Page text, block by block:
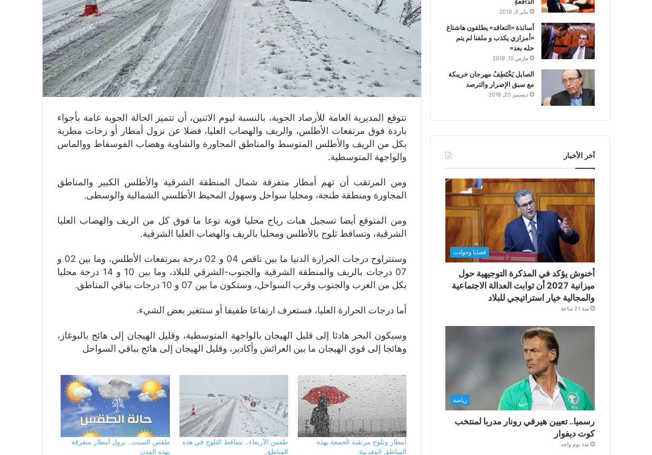
تتوقع المديرية العامة للأرصاد الجوية، بالنسبة ليوم الاثنين، أن تتميز الحالة الجوية عامة بأجواء
باردة فوق مرتفعات الأطلس، والريف والهضاب العليا، فضلا عن نزول أمطار أو زخات مطرية
بكل من الريف والأطلس المتوسط والمناطق المجاورة والشاوية وهضاب الفوسفاط ووالماس
والواجهة المتوسطية.
ومن المرتقب أن تهم أمطار متفرقة شمال المنطقة الشرقية والأطلس الكبير والمناطق
المجاورة ومنطقة طنجة، ومحليا سواحل وسهول المحيط الأطلسي الشمالية والوسطى.
ومن المتوقع أيضا تسجيل هبات رياح محليا قوية نوعا ما فوق كل من الريف والهضاب العليا
الشرقية، وتساقط ثلوج بالأطلس ومحليا بالريف والهضاب العليا الشرقية.
وستتراوح درجات الحرارة الدنيا ما بين ناقص 04 و 02 درجة بمرتفعات الأطلس، وما بين 02 و
07 درجات بالريف والمنطقة الشرقية والجنوب-الشرقي للبلاد، وما بين 10 و 14 درجة محليا
بكل من الغرب والجنوب وقرب السواحل، وستكون ما بين 07 و 10 درجات بباقي المناطق.
أما درجات الحرارة العليا، فستعرف ارتفاعا طفيفا أو ستتغير بعض الشيء.
وسيكون البحر هادئا إلى قليل الهيجان بالواجهة المتوسطية، وقليل الهيجان إلى هائج بالبوغاز،
وهائجا إلى قوي الهيجان ما بين العرائش وأكادير، وقليل الهيجان إلى هائج بباقي السواحل
أمطار وثلوج مرتقبة الجمعة بهذه
المناطق المغربية
طقس الأربعاء.. تساقط الثلوج في هذه
المناطق
طقس السبت.. نزول أمطار متفرقة
بهذه المدن
يناير 3, 2019
أساتذة «التعاقد» يطلقون هاشتاغ
«أمزازي يكذب و ملفنا لم يتم
حله بعد»
مارس 10, 2019
الصايل يَخْتَطِفُ مهرجان خريبكة
مع سبق الإصرار والترصد
ديسمبر 20, 2018
آخر الأخبار
قضايا وحوادث
أخنوش يؤكد في المذكرة التوجيهية حول
ميزانية 2027 أن ثوابت العدالة الاجتماعية
والمجالية خيار استراتيجي للبلاد
منذ 21 ساعة
رياضة
رسميا.. تعيين هيرفي رونار مدربا لمنتخب
كوت ديفوار
منذ يوم واحد